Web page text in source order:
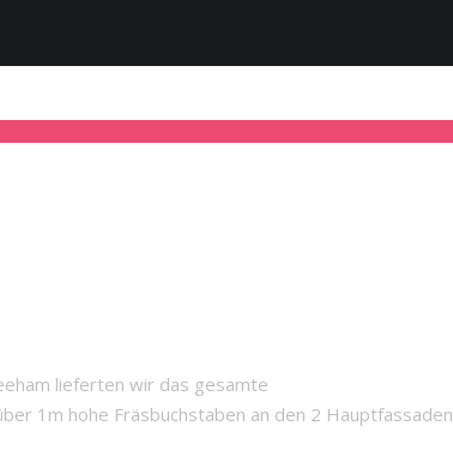
lieferten wir das gesamte
1m hohe Fräsbuchstaben an den 2 Hauptfassaden